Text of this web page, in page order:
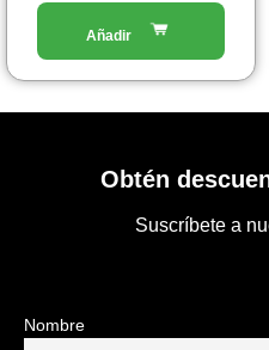
Obtén
Suscríbete a
Nombre